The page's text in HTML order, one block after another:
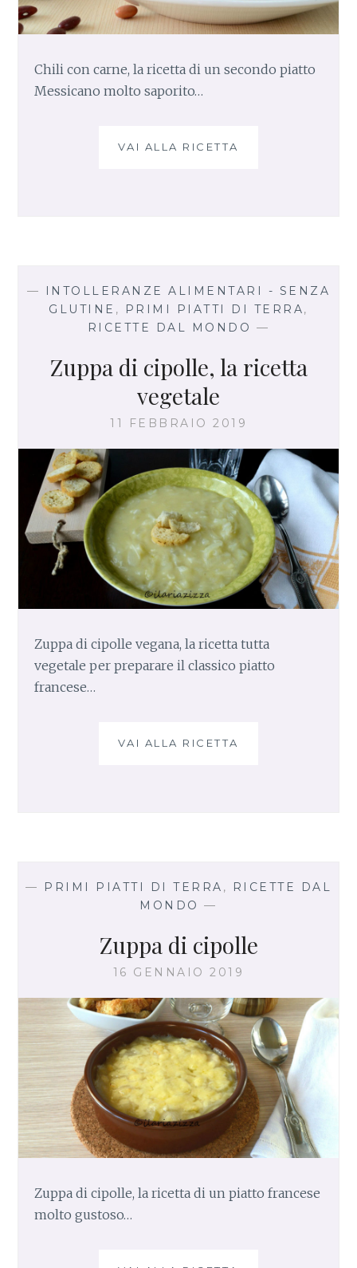
Chili con carne, la ricetta di un secondo piatto
Messicano molto saporito…
VAI ALLA RICETTA
C
A
R
—
INTOLLERANZE ALIMENTARI - SENZA
GLUTINE , PRIMI PIATTI DI TERRA,
RICETTE DAL MONDO —
Zuppa di cipolle, la ricetta
vegetale
11 FEBBRAIO 2019
Zuppa di cipolle vegana, la ricetta tutta
vegetale per preparare il classico piatto
francese…
VAI ALLA RICETTA
I
L
L
E
L
A
R
I
C
E
T
T
A
G
— PRIMI PIATTI DI TERRA ,
RICETTE DAL
MONDO —
Zuppa di cipolle
16 GENNAIO 2019
Zuppa di cipolle, la ricetta di un piatto francese
molto gustoso…